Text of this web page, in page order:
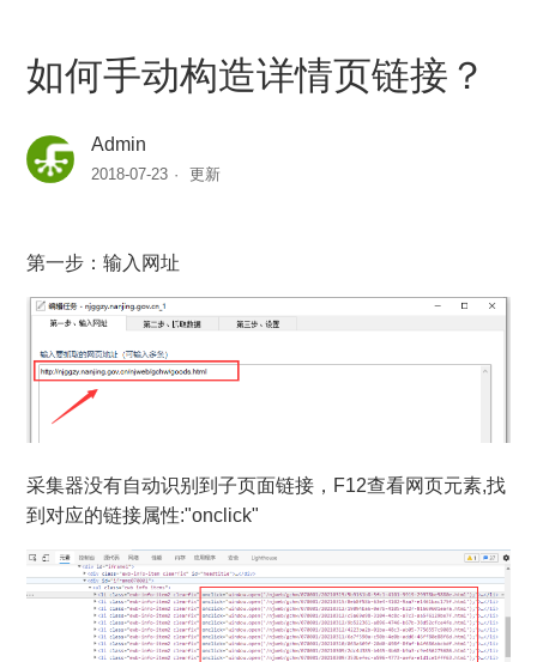
如何让采集器不自动过滤重复数据
如何设置导出数量及按某列导出？
自动生成列表图片XPath
简易模式如何转化为高级模式
采集时弹出验证码怎么办？
部分网页采集的数据不全如何处理？
查看更多
如何手动构造详情页链接？
Admin
2018-07-23 更新
第一步：输入网址
采集器没有自动识别到子页面链接，F12查看网页元素,找
到对应的链接属性:"onclick"